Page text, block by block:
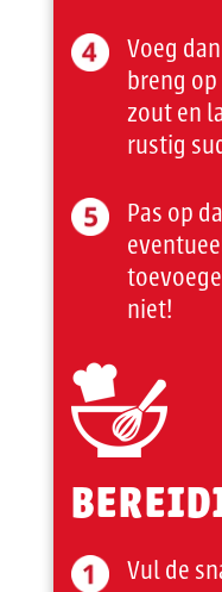
Voeg
breng
zout en
rustig
Pas op
niet!
Vul de